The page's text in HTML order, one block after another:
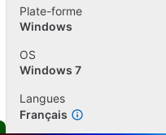
Plate-forme
Windows
OS
Windows 7
Langues
Français